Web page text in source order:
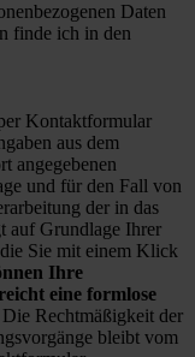
Daten
finde ich in den
Kontaktformular
aus dem
angegebenen
und für den Fall von
der in das
auf Grundlage Ihrer
Sie mit einem Klick
Ihre
eine formlose
Die Rechtmäßigkeit der
bleibt vom